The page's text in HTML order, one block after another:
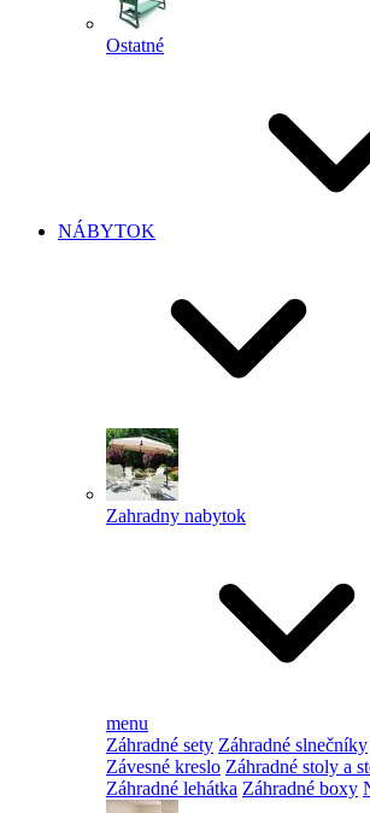
Ostatné
NÁBYTOK
Zahradny nabytok
menu
Záhradné sety Záhradné slnečníky
Závesné kreslo Záhradné stoly a
Záhradné lehátka Záhradné boxy